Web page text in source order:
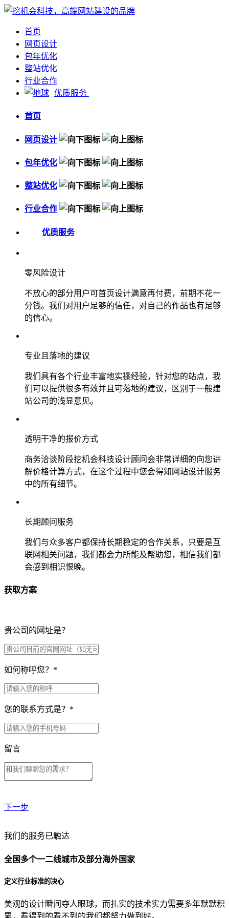
首页
网页设计
包年优化
整站优化
行业合作
优质服务
首页
网页设计
包年优化
整站优化
行业合作
优质服务
零风险设计
不放心的部分用户可首页设计满意再付费，前期不花一
分钱。我们对用户足够的信任，对自己的作品也有足够
的信心。
专业且落地的建议
我们具有各个行业丰富地实操经验，针对您的站点，我
们可以提供很多有效并且可落地的建议，区别于一般建
站公司的浅显意见。
透明干净的报价方式
商务洽谈阶段挖机会科技设计顾问会非常详细的向您讲
解价格计算方式，在这个过程中您会得知网站设计服务
中的所有细节。
长期顾问服务
我们与众多客户都保持长期稳定的合作关系，只要是互
联网相关问题，我们都会力所能及帮助您，相信我们都
会感到相识恨晚。
获取方案
贵公司的网址是？
如何称呼您？ *
您的联系方式是？ *
留言
下一步
贵公司预算范围是？
贵公司的团队规模是？
目前主要的营销渠道是？
我们的服务已触达
全国多个一二线城市及部分海外国家
定义行业标准的决心
美观的设计瞬间夺人眼球，而扎实的技术实力需要多年默默积
累，看得到的看不到的我们都努力做到好。